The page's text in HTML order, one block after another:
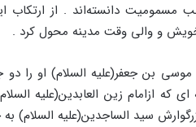
مسمومیت دانسته‌اند . از
و والی وقت مدینه محول کرد .
موسی بن جعفر(علیه السلام) او
که ازامام زین العابدین(علیه
سید الساجدین(علیه السلام)